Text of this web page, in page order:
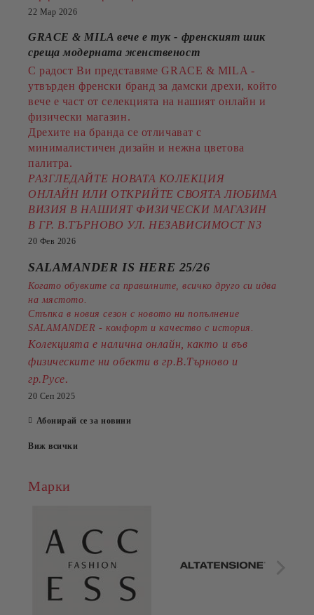
22 Мар 2026
GRACE & MILA вече е тук - френският шик
среща модерната женственост
С радост Ви представяме GRACE & MILA -
утвърден френски бранд за дамски дрехи, който
вече е част от селекцията на нашият онлайн и
физически магазин.
Дрехите на бранда се отличават с
минималистичен дизайн и нежна цветова
палитра.
РАЗГЛЕДАЙТЕ НОВАТА КОЛЕКЦИЯ
ОНЛАЙН ИЛИ ОТКРИЙТЕ СВОЯТА ЛЮБИМА
ВИЗИЯ В НАШИЯТ ФИЗИЧЕСКИ МАГАЗИН
В ГР. В.ТЪРНОВО УЛ. НЕЗАВИСИМОСТ N3
20 Фев 2026
SALAMANDER IS HERE 25/26
Когато обувките са правилните, всичко друго си идва
на мястото.
Стъпка в новия сезон с новото ни попълнение
SALAMANDER - комфорт и качество с история.
Колекцията е налична онлайн, както и във
физическите ни обекти в гр.В.Търново и
гр.Русе.
20 Сеп 2025
Абонирай се за новини
Виж всички
Марки